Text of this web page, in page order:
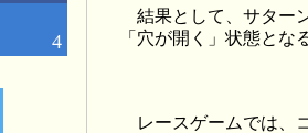
結果として、サター
「穴が開く」状態とな
レースゲームでは、
4